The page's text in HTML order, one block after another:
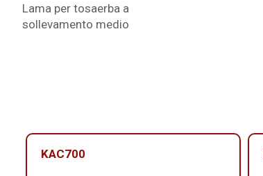
Lama per tosaerba a
sollevamento medio
KAC700